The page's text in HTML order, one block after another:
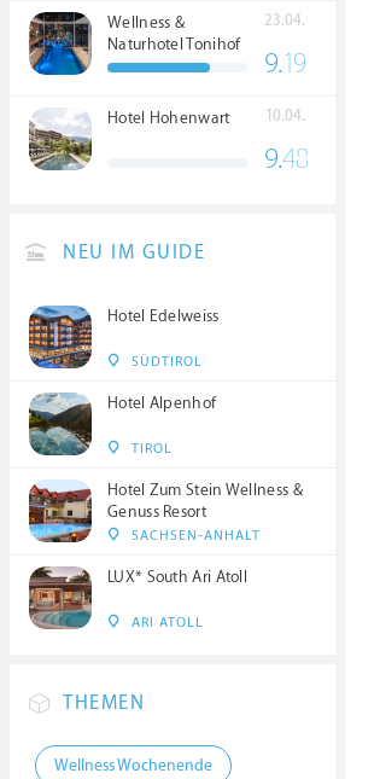
Wellness &
Naturhotel Tonihof
****S
23.04.
9.19
Hotel Hohenwart 10.04.
9.48
NEU IM GUIDE
Hotel Edelweiss
SÜDTIROL
Hotel Alpenhof
TIROL
Hotel Zum Stein Wellness &
Genuss Resort
SACHSEN-ANHALT
LUX* South Ari Atoll
ARI ATOLL
THEMEN
Wellness Wochenende